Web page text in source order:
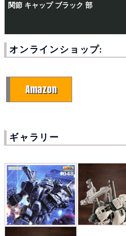
関節 キャップ ブラック 部
オンラインショップ:
Amazon
ギャラリー